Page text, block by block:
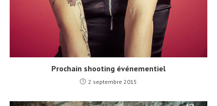
Prochain shooting événementiel
2 septembre 2015